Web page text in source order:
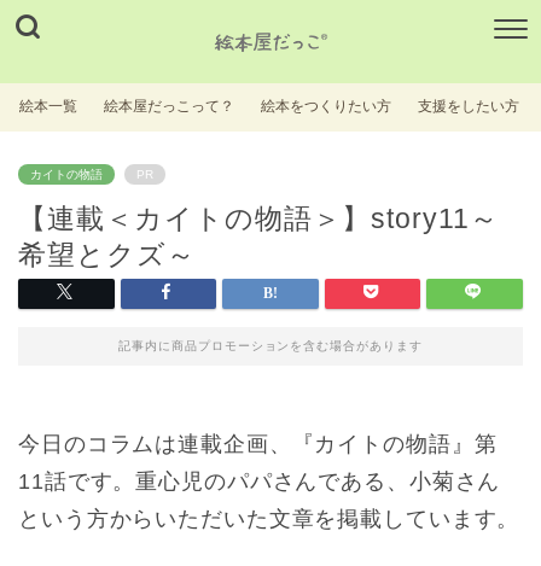
絵本一覧 絵本屋だっこって？ 絵本をつくりたい方 支援をしたい方
カイトの物語 PR
【連載＜カイトの物語＞】story11～
希望とクズ～
記事内に商品プロモーションを含む場合があります
今日のコラムは連載企画、『カイトの物語』第
11話です。重心児のパパさんである、小菊さん
という方からいただいた文章を掲載しています。